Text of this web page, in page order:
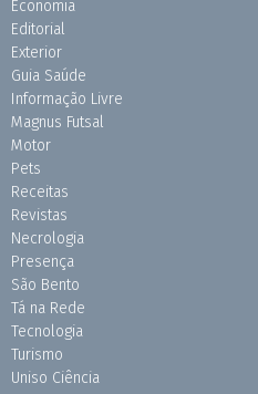
Economia
Editorial
Exterior
Guia Saúde
Informação Livre
Magnus Futsal
Motor
Pets
Receitas
Revistas
Necrologia
Presença
São Bento
Tá na Rede
Tecnologia
Turismo
Uniso Ciência